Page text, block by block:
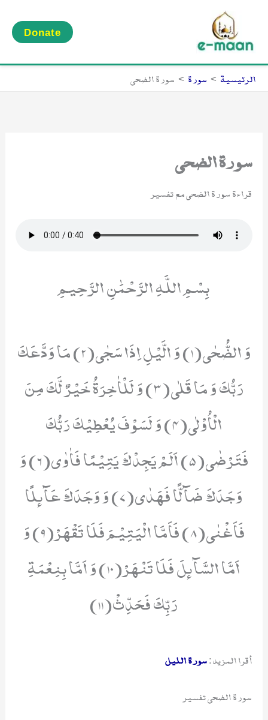
المحتوى
Donate
الرئيسية سورة سورة الضحى
سورة الضحى
قراءة سورة الضحى مع تفسير
بِسْمِ اللَّهِ الرَّحْمَٰنِ الرَّحِيمِ
وَ الضُّحٰى(1) وَ الَّیْلِ اِذَا سَجٰى(2) مَا وَدَّعَكَ
رَبُّكَ وَ مَا قَلٰى(3) وَ لَلْاٰخِرَةُ خَیْرٌ لَّكَ مِنَ
الْاُوْلٰى(4) وَ لَسَوْفَ یُعْطِیْكَ رَبُّكَ
فَتَرْضٰى(5) اَلَمْ یَجِدْكَ یَتِیْمًا فَاٰوٰى(6) وَ
وَجَدَكَ ضَآلًّا فَهَدٰى(7) وَ وَجَدَكَ عَآىٕلًا
فَاَغْنٰى(8) فَاَمَّا الْیَتِیْمَ فَلَا تَقْهَرْ(9) وَ
اَمَّا السَّآىٕلَ فَلَا تَنْهَرْ(10) وَ اَمَّا بِنِعْمَةِ
رَبِّكَ فَحَدِّثْ(11)
أقرا المزيد:سورة الليل
سورة الضحى تفسير